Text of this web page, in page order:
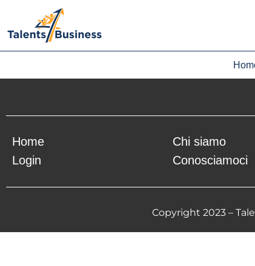
Dashboard
Sorry, but you do not have permission to view this
Home
Login
Chi siamo
Conosciamoci
Copyright 2023 –